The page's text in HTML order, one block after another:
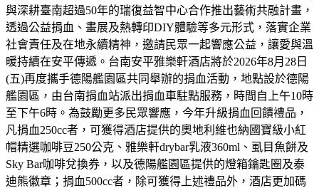
與深耕臺南超過50年的瑞復益智中心合作推出藝術共融計畫，
透過公益捐血、畫展及熱轉印DIY體驗等多元形式，落實企業
社會責任及在地永續精神，邀請民眾一起響應公益，讓愛與溫
暖持續在安平傳遞。台南安平雅樂軒酒店將於2026年8月28日
(五)再度攜手德陽艦園區共同舉辦的捐血活動，地點設於德陽
艦園區，由台南捐血站派出捐血車駐點服務，時間自上午10時
至下午6時。為鼓勵更多民眾響應，今年升級捐血回饋禮品，
凡捐血250cc者，可獲得酒店提供的奧地利維也納國寶級小紅
帽精選咖啡豆250公克、雅樂軒drybar乳液360ml、虱目魚餅及
Sky Bar咖啡兌換券，以及德陽艦園區提供的燈箱鑰匙圈及泰
迪熊徽章；捐血500cc者，除可獲得上述禮品外，酒店更加碼